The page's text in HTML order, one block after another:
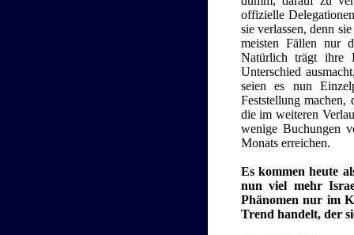
offizielle
sie verlassen, denn
meisten Fällen nur
Natürlich trägt ihre
Unterschied
seien es nun
Feststellung
die im weiteren
wenige Buchungen
Monats erreichen.
Es kommen heute
nun viel mehr
Phänomen nur im
Trend handelt, der